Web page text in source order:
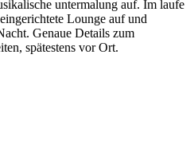
untermalung auf. Im laufe
Lounge auf und
Genaue Details zum
spätestens vor Ort.